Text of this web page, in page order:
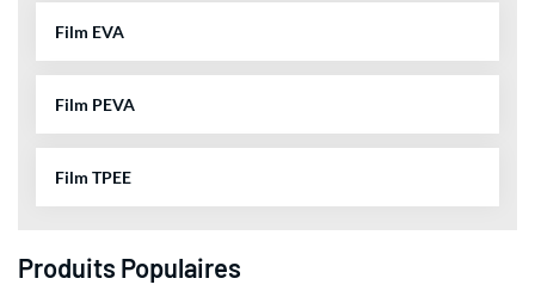
Film EVA
Film PEVA
Film TPEE
Produits Populaires